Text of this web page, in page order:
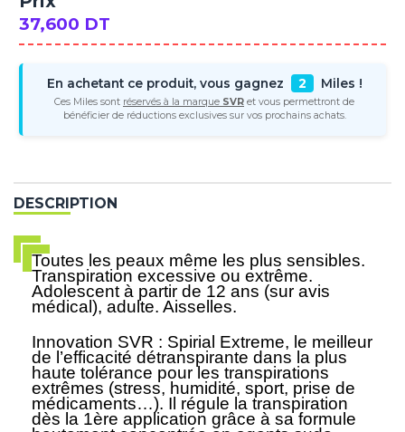
37,600 DT
En achetant ce produit, vous gagnez 2 Miles !
Ces Miles sont réservés à la marque SVR et vous permettront de
bénéficier de réductions exclusives sur vos prochains achats.
DESCRIPTION
Toutes les peaux même les plus sensibles.
Transpiration excessive ou extrême.
Adolescent à partir de 12 ans (sur avis
médical), adulte. Aisselles.
Innovation SVR : Spirial Extreme, le meilleur
de l’efficacité détranspirante dans la plus
haute tolérance pour les transpirations
extrêmes (stress, humidité, sport, prise de
médicaments…). Il régule la transpiration
dès la 1ère application grâce à sa formule